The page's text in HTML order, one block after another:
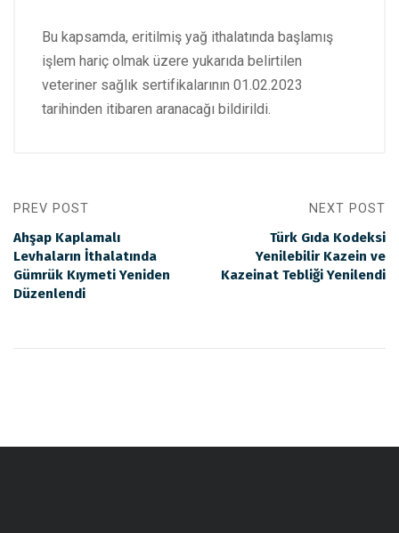
Bu kapsamda, eritilmiş yağ ithalatında başlamış
işlem hariç olmak üzere yukarıda belirtilen
veteriner sağlık sertifikalarının 01.02.2023
tarihinden itibaren aranacağı bildirildi.
PREV POST
Ahşap Kaplamalı
Levhaların İthalatında
Gümrük Kıymeti Yeniden
Düzenlendi
NEXT POST
Türk Gıda Kodeksi
Yenilebilir Kazein ve
Kazeinat Tebliği Yenilendi